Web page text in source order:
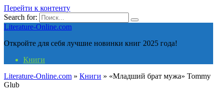
Перейти к контенту
Search for:
Literature-Online.com
Откройте для себя лучшие новинки книг 2025 года!
Книги
Literature-Online.com » Книги » «Младший брат мужа» Tommy
Glub